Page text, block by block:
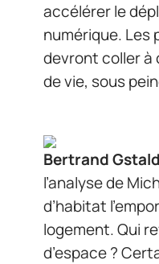
accélérer le
numérique. Les
devront coller à
de vie, sous
Bertrand
l’analyse de
d’habitat
logement. Qui
d’espace ?